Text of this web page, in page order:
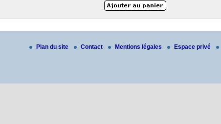
Plan du site Contact Mentions légales Espace privé